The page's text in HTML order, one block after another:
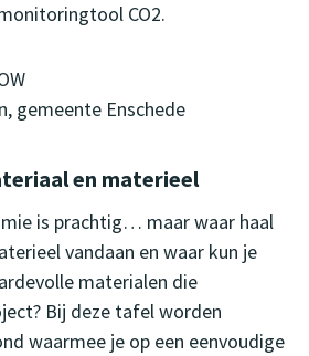
CO2.
gemeente Enschede
en materieel
is prachtig… maar waar haal
vandaan en waar kun je
materialen die
Bij deze tafel worden
waarmee je op een eenvoudige